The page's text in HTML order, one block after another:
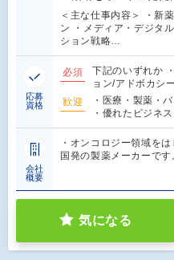
＜主な仕事内容＞ ・新
ン ・メディア・デジタ
ション戦略…
応募
資格
必須
下記のいずれか
ョン/アドボカシ
歓迎
・医療・製薬・
・優れたビジネ
会社
概要
・オンコロジー領域を
国発の製薬メーカーです
気になる